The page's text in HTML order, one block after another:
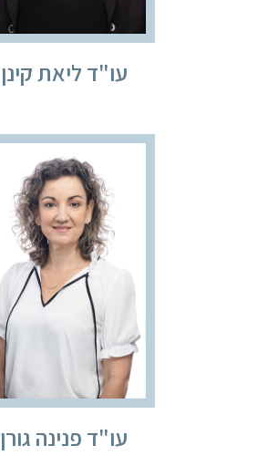
עו"ד ליאת קינן
עו"ד פנינה גורן